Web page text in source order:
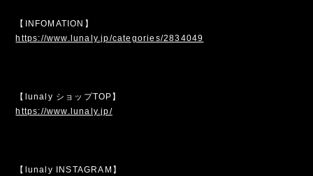
【INFOMATION】
https://www.lunaly.jp/categories/2834049
【lunaly ショップTOP】
https://www.lunaly.jp/
【lunaly INSTAGRAM】